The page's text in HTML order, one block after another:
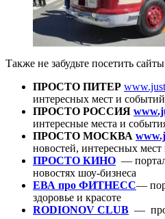
Также не забудьте посетить
ПРОСТО ПИТЕР
интересных мест и
ПРОСТО РОССИЯ
интересные места и
ПРОСТО МОСКВА
новостей, интересных
ПРОСТО КИНО —
новостях шоу-бизнеса
ЕВА про ФИТНЕСС—
здоровье и красоте
RODIONOV CLUB —